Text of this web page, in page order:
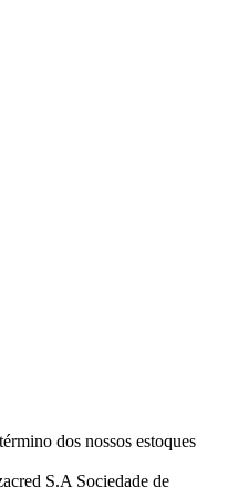
dos nossos estoques
S.A Sociedade de